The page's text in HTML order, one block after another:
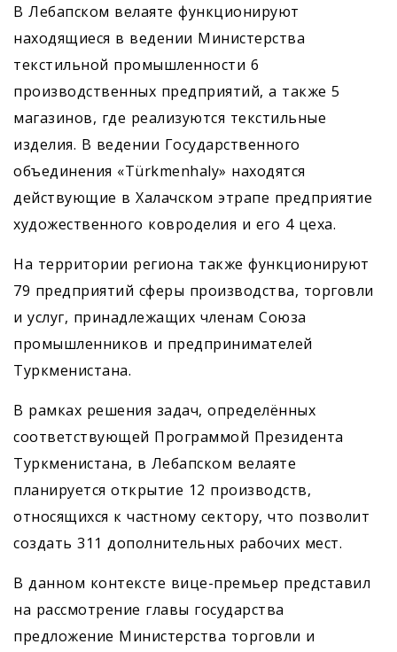
В Лебапском велаяте функционируют
находящиеся в ведении Министерства
текстильной промышленности 6
производственных предприятий, а также 5
магазинов, где реализуются текстильные
изделия. В ведении Государственного
объединения «Türkmenhaly» находятся
действующие в Халачском этрапе предприятие
художественного ковроделия и его 4 цеха.
На территории региона также функционируют
79 предприятий сферы производства, торговли
и услуг, принадлежащих членам Союза
промышленников и предпринимателей
Туркменистана.
В рамках решения задач, определённых
соответствующей Программой Президента
Туркменистана, в Лебапском велаяте
планируется открытие 12 производств,
относящихся к частному сектору, что позволит
создать 311 дополнительных рабочих мест.
В данном контексте вице-премьер представил
на рассмотрение главы государства
предложение Министерства торговли и